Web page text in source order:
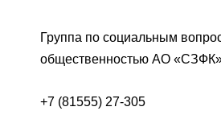
Группа по социальным
общественностью АО
+7 (81555) 27-305